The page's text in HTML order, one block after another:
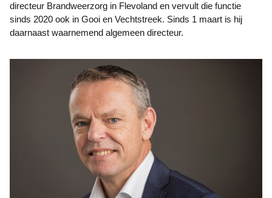
directeur Brandweerzorg in Flevoland en vervult die functie
sinds 2020 ook in Gooi en Vechtstreek. Sinds 1 maart is hij
daarnaast waarnemend algemeen directeur.